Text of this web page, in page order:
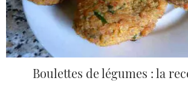
Boulettes de légumes : la